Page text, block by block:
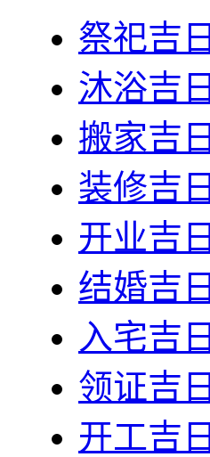
祭祀吉日
沐浴吉日
搬家吉日
装修吉日
开业吉日
结婚吉日
入宅吉日
领证吉日
开工吉日